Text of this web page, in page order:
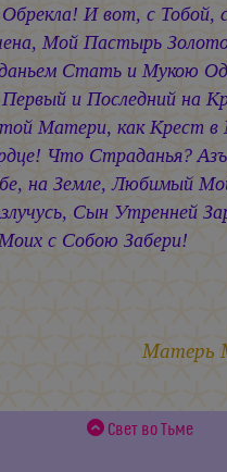
Обрекла! И вот, с Тобой,
Мой Пастырь
Стать и Мукою
и Последний на
Матери, как Крест в
Что Страданья?
на Земле, Любимый
Сын Утренней
с Собою Забери!
Матерь
Свет во Тьме